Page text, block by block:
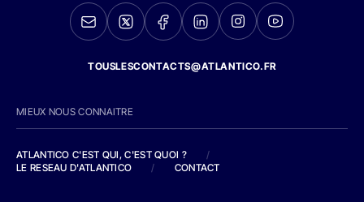
TOUSLESCONTACTS@ATLANTICO.FR
MIEUX NOUS CONNAITRE
ATLANTICO C'EST QUI, C'EST QUOI ?
/
LE RESEAU D'ATLANTICO
/ CONTACT